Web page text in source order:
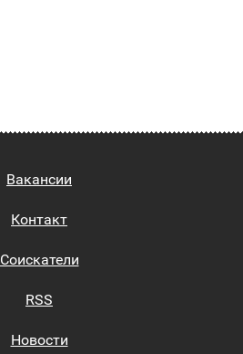
Вакансии
Контакт
Соискатели
RSS
Новости